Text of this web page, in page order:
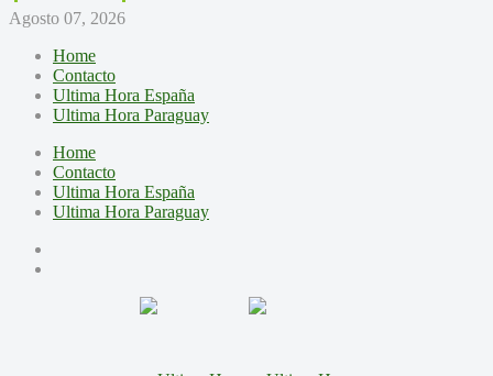
Agosto 07, 2026
Home
Contacto
Ultima Hora España
Ultima Hora Paraguay
Home
Contacto
Ultima Hora España
Ultima Hora Paraguay